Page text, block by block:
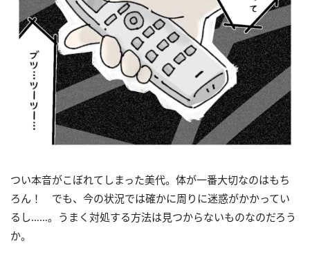
つい本音がこぼれてしまった美代。体が一番大切なのはもち
ろん！ でも、今の状況では確かに周りに迷惑がかかってい
るし……。うまく対処する方法は見つからないものなのだろう
か。